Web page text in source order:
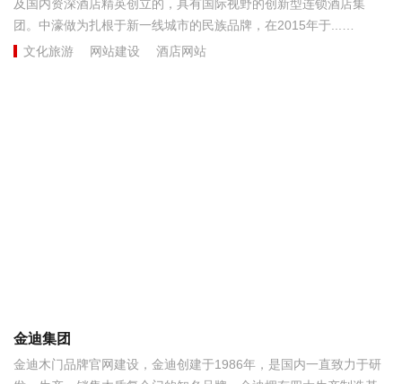
及国内资深酒店精英创立的，具有国际视野的创新型连锁酒店集
团。中濠做为扎根于新一线城市的民族品牌，在2015年于...
文化旅游
网站建设 酒店网站
金迪集团
金迪木门品牌官网建设，金迪创建于1986年，是国内一直致力于研